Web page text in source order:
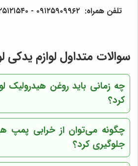
تلفن همراه: ۰۹۱۲۵۹۰۹۹۶۲ - ۰۹۱۲۵۱۲۱۵۴۰‌‌‌ - ۰۹۱۲۶۹۳۱۶۶۷
سوالات متداول لوازم یدکی
چه زمانی باید روغن هیدرولیک
کرد؟
چگونه می‌توان از خرابی پمپ
جلوگیری کرد؟